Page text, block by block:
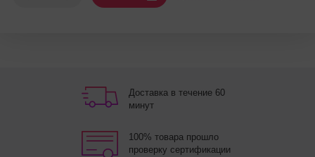
Доставка в течение 60
минут
100% товара прошло
проверку сертификации